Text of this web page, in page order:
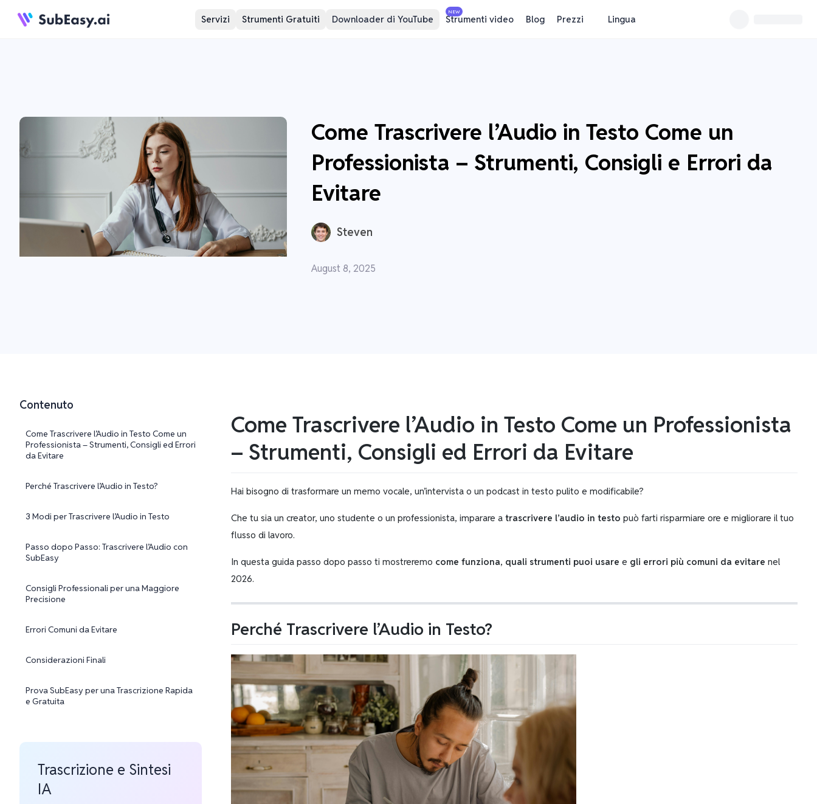
Servizi Strumenti Gratuiti Downloader di YouTube
NEW
Strumenti video Blog Prezzi Lingua
Come Trascrivere l’Audio in Testo Come un
Professionista – Strumenti, Consigli e Errori da
Evitare
Steven
August 8, 2025
Contenuto
Come Trascrivere l’Audio in Testo Come un
Professionista – Strumenti, Consigli ed Errori
da Evitare
Perché Trascrivere l’Audio in Testo?
3 Modi per Trascrivere l’Audio in Testo
Passo dopo Passo: Trascrivere l’Audio con
SubEasy
Consigli Professionali per una Maggiore
Precisione
Errori Comuni da Evitare
Considerazioni Finali
Prova SubEasy per una Trascrizione Rapida
e Gratuita
Trascrizione e Sintesi
IA
Come Trascrivere l’Audio in Testo Come un Professionista
– Strumenti, Consigli ed Errori da Evitare
Hai bisogno di trasformare un memo vocale, un’intervista o un podcast in testo pulito e modificabile?
Che tu sia un creator, uno studente o un professionista, imparare a trascrivere l’audio in testo può farti risparmiare ore e migliorare il tuo
flusso di lavoro.
In questa guida passo dopo passo ti mostreremo come funziona, quali strumenti puoi usare e gli errori più comuni da evitare nel
2026.
Perché Trascrivere l’Audio in Testo?